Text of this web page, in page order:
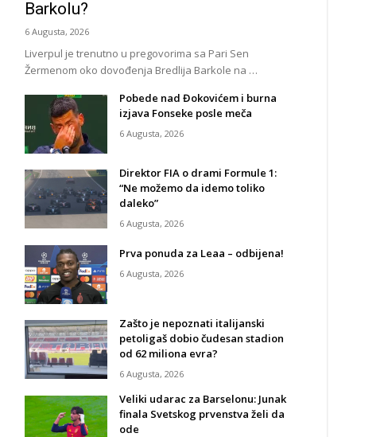
Barkolu?
6 Augusta, 2026
Liverpul je trenutno u pregovorima sa Pari Sen
Žermenom oko dovođenja Bredlija Barkole na …
Pobede nad Đokovićem i burna
izjava Fonseke posle meča
6 Augusta, 2026
Direktor FIA o drami Formule 1:
“Ne možemo da idemo toliko
daleko”
6 Augusta, 2026
Prva ponuda za Leaa – odbijena!
6 Augusta, 2026
Zašto je nepoznati italijanski
petoligaš dobio čudesan stadion
od 62 miliona evra?
6 Augusta, 2026
Veliki udarac za Barselonu: Junak
finala Svetskog prvenstva želi da
ode